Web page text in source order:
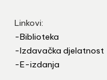
Linkovi:
-Biblioteka
-Izdavačka djelatnost
-E-izdanja